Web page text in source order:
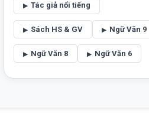
Tác giả nổi tiếng
Sách HS & GV Ngữ Văn 9
Ngữ Văn 8 Ngữ Văn 6